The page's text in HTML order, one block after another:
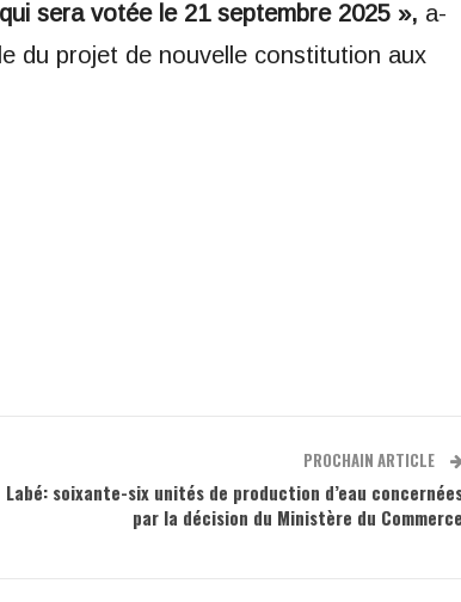
sera votée le 21 septembre 2025 », a-
du projet de nouvelle constitution aux
PROCHAIN ARTICLE
Labé: soixante-six unités de production d’eau
par la décision du Ministère du